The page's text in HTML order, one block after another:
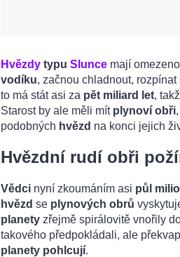
Hvězdy typu Slunce mají
vodíku, začnou chladnout, rozpínat
to má stát asi za pět miliard let,
Starost by ale měli mít plynoví obři
podobných hvězd na konci jejich
Hvězdní rudí obři
Vědci nyní zkoumáním asi půl
hvězd se plynových obrů
planety zřejmě spirálovitě vnořily
takového předpokládali, ale
planety pohlcují.